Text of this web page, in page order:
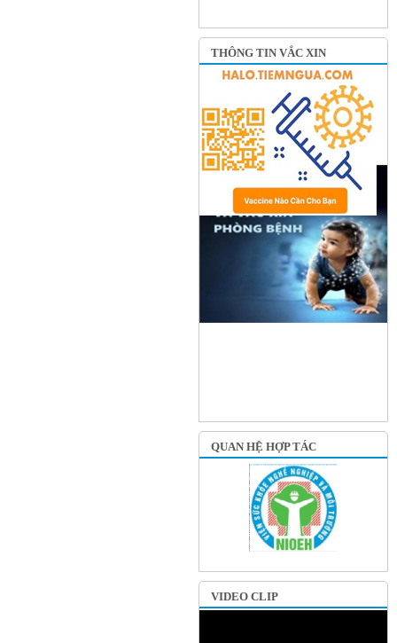
THÔNG TIN VẮC XIN
QUAN HỆ HỢP TÁC
VIDEO CLIP